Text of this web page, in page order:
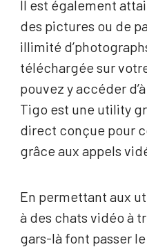
Il est également
des pictures ou de
illimité
téléchargée sur
pouvez y accéder
Tigo est une utility
direct conçue pour
grâce aux appels
En permettant aux
à des chats vidéo à
gars-là font passer